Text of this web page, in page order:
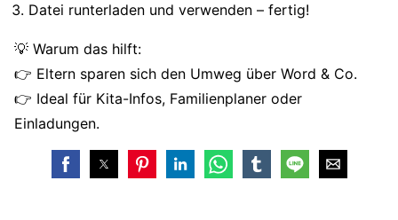
Datei runterladen und verwenden – fertig!
💡 Warum das hilft:
👉 Eltern sparen sich den Umweg über Word & Co.
👉 Ideal für Kita-Infos, Familienplaner oder
Einladungen.